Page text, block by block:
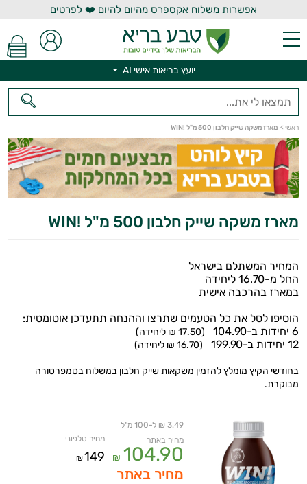
אפשרות משלוח אקספרס מהיום להיום ❤️ לפרטים
יועץ בריאות אישי AI
ראשי > מארז משקה שייק חלבון 500 מ"ל !WIN
מארז משקה שייק חלבון 500 מ"ל !WIN
המחיר המשתלם בישראל
החל מ-16.70 ליחידה
במארז בהרכבה אישית
הוסיפו לסל את כל הטעמים שתרצו וההנחה תתעדכן אוטומטית:
6 יחידות ב-104.90
(17.50 ₪ ליחידה)
12 יחידות ב-199.90 (16.70 ₪ ליחידה)
בחודשי הקיץ מומלץ להזמין משקאות שייק חלבון במשלוח בטמפרטורה
מבוקרת.
3.49 ₪ ל-100 מ"ל
מחיר באתר
104.90
₪
מחיר טלפוני
149
₪
מחיר באתר
יועץ בריאות אישי AI